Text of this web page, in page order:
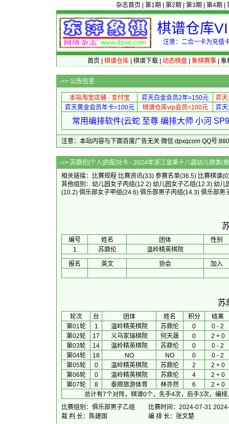
杂志首页 第1期 第2期 第3期 第4期
棋谱仓库
注意：二合一卡为充值
首页 棋谱仓库| 棋谱下载| 动态棋盘| 象棋赛事| 象
-=> 公告信息
本站淘宝店铺 - 支付宝 弈天白金会员2年=150元
弈
弈天黄金会员年卡=100元
棋谱仓库vip会员=100元 弈
常用编排软件(云蛇 至尊 编排大师 小河
注意：本站内容与下面百度广告无关 微信:dpxqcom QQ号
-=> 苏鼎伦[个人]的配对卡 - 2024年浙江省第十八届
相关链接：
比赛规程 比赛资讯(33) 参赛名单(36.5) 比赛棋谱
其他组别： 幼儿园女子丙组(12.2) 幼儿园女子乙组(12.3) 幼儿
(10.2) 俱乐部女子甲组(24.6) 俱乐部男子丙组(14.3) 俱乐部男
编号 姓名 团体
性别
1
苏鼎伦
温岭精英棋院
报名
英文 协会 加入
苏
轮次 台 团体 姓名 积分
结果
第01轮
1 温岭精英棋院 苏鼎伦 0
0 - 2
第02轮
17 义乌家瑞棋院 何天晟 0
2 + 0
第03轮
14 温岭精英棋院 苏鼎伦 0
0 - 2
第04轮
18 NO NO 0
0 - 2
第05轮
0 温岭精英棋院 苏鼎伦 2
2 + 0
第06轮
0 温岭精英棋院 苏鼎伦 4
2 + 0
第07轮
8 泰顺旅游体育 林亦然 6
2 + 0
总计有7个对阵，棋谱0个，先手4次，后手3次，编
比赛组别：俱乐部男子乙组
比赛时间：2024-07-31
裁 判 长：陈建国
编 排 长：张文楚